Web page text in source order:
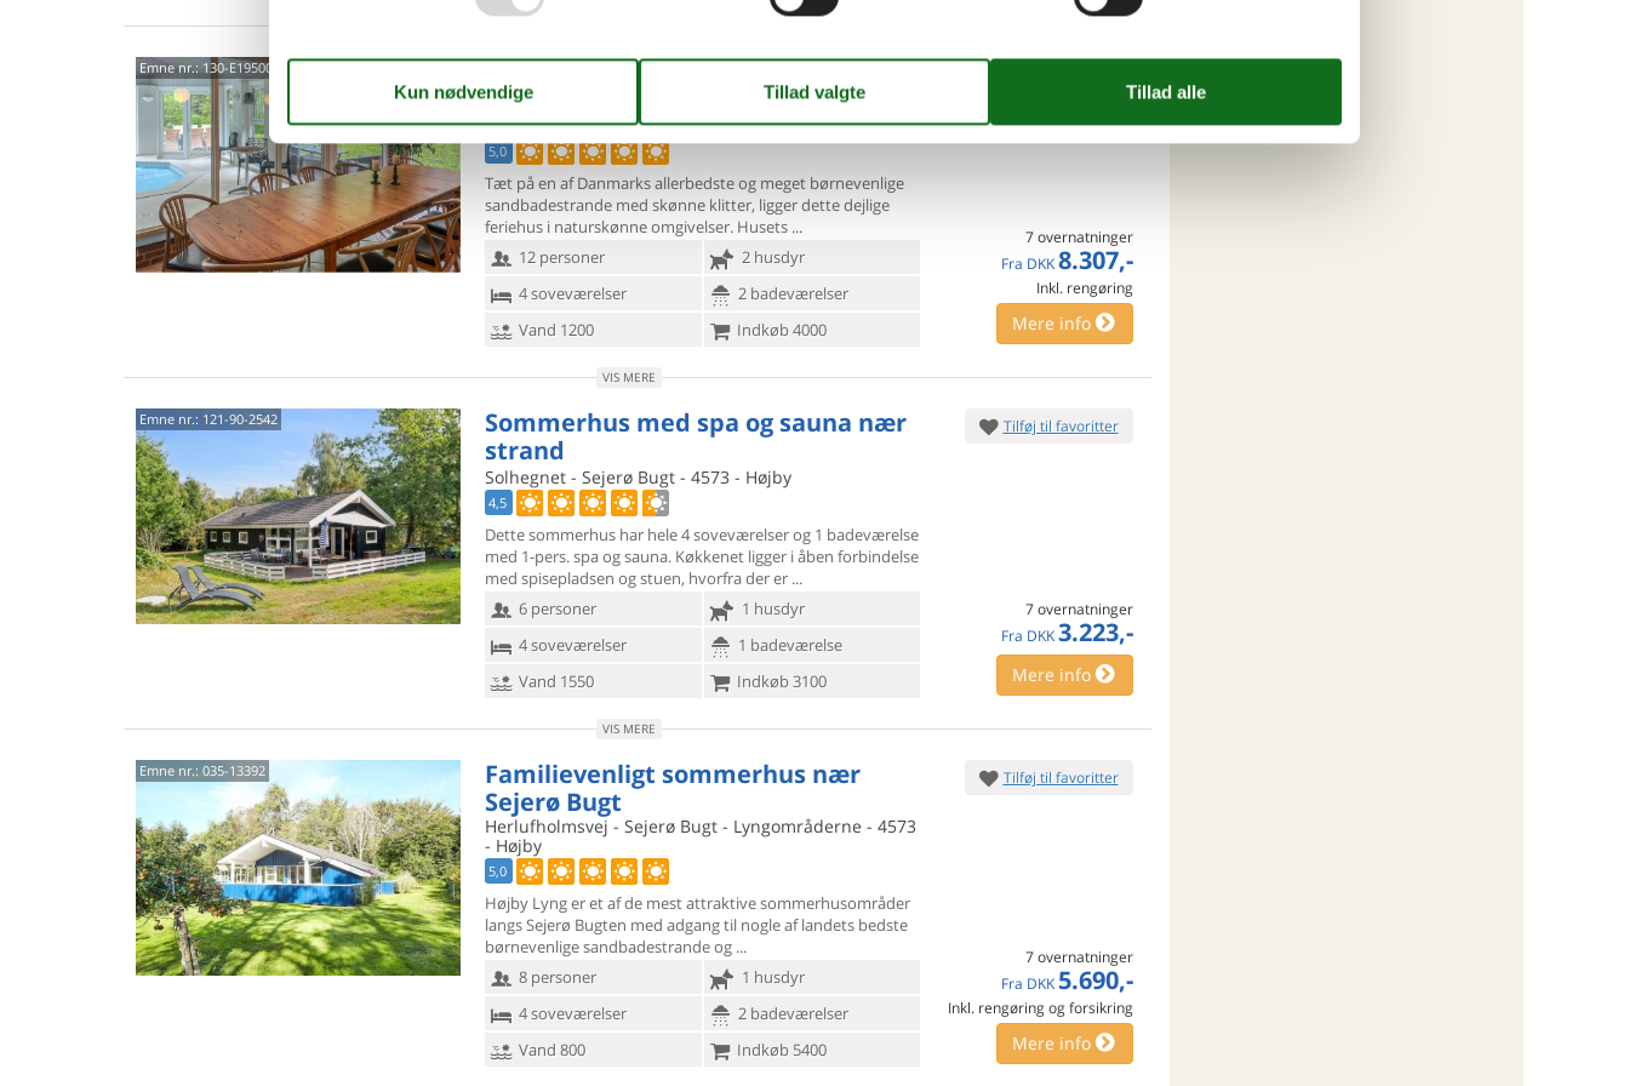
Emne nr.: 130-E19500
Feriehus med pool og sauna tæt ved
strand
Ellinge Skovvej - Ellinge Lyng - 4573 - Højby
5,0
Tæt på en af Danmarks allerbedste og meget børnevenlige
sandbadestrande med skønne klitter, ligger dette dejlige
feriehus i naturskønne omgivelser. Husets
12 personer
2 husdyr
4 soveværelser
2 badeværelser
Vand 1200
Indkøb 4000
7 overnatninger
Fra DKK 8.307,-
Inkl. rengøring
Mere info
VIS MERE
Emne nr.: 121-90-2542
Sommerhus med spa og sauna nær
strand
Solhegnet - Sejerø Bugt - 4573 - Højby
4,5
Dette sommerhus har hele 4 soveværelser og 1 badeværelse
med 1-pers. spa ogsauna. Køkkenet ligger i åben forbindelse
med spisepladsen og stuen, hvorfra der er
6 personer
1 husdyr
4 soveværelser
1 badeværelse
Vand 1550
Indkøb 3100
Tilføj til favoritter
7 overnatninger
Fra DKK 3.223,-
Mere info
VIS MERE
Emne nr.: 035-13392
Familievenligt sommerhus nær
Sejerø Bugt
Herlufholmsvej - Sejerø Bugt - Lyngområderne - 4573
- Højby
5,0
Højby Lyng er et af de mest attraktive sommerhusområder
langs Sejerø Bugten med adgang til nogle af landets bedste
børnevenlige sandbadestrande og
8 personer
1 husdyr
4 soveværelser
2 badeværelser
Vand 800
Indkøb 5400
Tilføj til favoritter
7 overnatninger
Fra DKK 5.690,-
Inkl. rengøring og forsikring
Mere info